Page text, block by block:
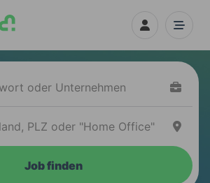
Job finden